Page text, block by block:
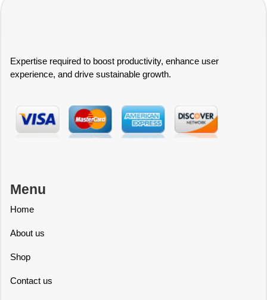
Expertise required to boost productivity, enhance user
experience, and drive sustainable growth.
Menu
Home
About us
Shop
Contact us